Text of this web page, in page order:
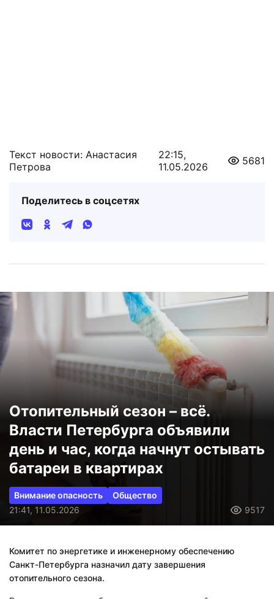
Текст новости: Анастасия
Петрова
22:15,
11.05.2026
5681
Поделитесь в соцсетях
Отопительный сезон – всё.
Власти Петербурга объявили
день и час, когда начнут остывать
батареи в квартирах
Внимание опасность
Общество
21:41, 11.05.2026
9517
Комитет по энергетике и инженерному обеспечению
Санкт-Петербурга назначил дату завершения
отопительного сезона.